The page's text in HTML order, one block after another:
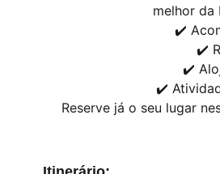
melhor da
✔️
✔️
✔️
✔️
Reserve já o seu lugar